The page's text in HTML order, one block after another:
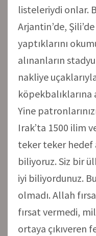
listeleriydi onlar.
Arjantin’de,
yaptıklarını
alınanların
nakliye
köpekbalıklarına
Yine
Irak’ta 1500 ilim
teker teker
biliyoruz. Siz bir
iyi biliyordunuz.
olmadı. Allah
fırsat vermedi,
ortaya çıkıveren